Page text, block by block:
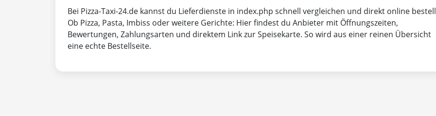
Bei Pizza-Taxi-24.de kannst du Lieferdienste in index.php schnell vergleichen und direkt online
Ob Pizza, Pasta, Imbiss oder weitere Gerichte: Hier findest du Anbieter mit Öffnungszeiten,
Bewertungen, Zahlungsarten und direktem Link zur Speisekarte. So wird aus einer reinen Übersicht
eine echte Bestellseite.